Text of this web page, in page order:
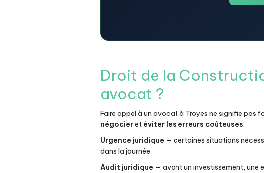
Droit de la
avocat ?
Faire appel à un avocat à Troyes ne signifie pas
négocieret éviter les erreurs coûteuses.
Urgence juridique — certaines situations
dans la journée.
Audit juridique — avant un investissement, une